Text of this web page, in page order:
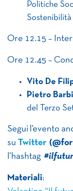
Politiche
Sostenibilità
Ore 12.15 –
Ore 12.45 –
Vito De
Pietro
del Terzo
Segui l’evento
su Twitter
l’hashtag
Materiali: